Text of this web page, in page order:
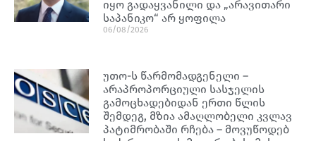
იყო გადაყვანილი და „არავითარი
საპანიკო“ არ ყოფილა
06/08/2026
უთო-ს წარმომადგენელი –
არაპროპორციული სასჯელის
გამოცხადებიდან ერთი წლის
შემდეგ, მზია ამაღლობელი კვლავ
პატიმრობაში რჩება – მოვუწოდებ